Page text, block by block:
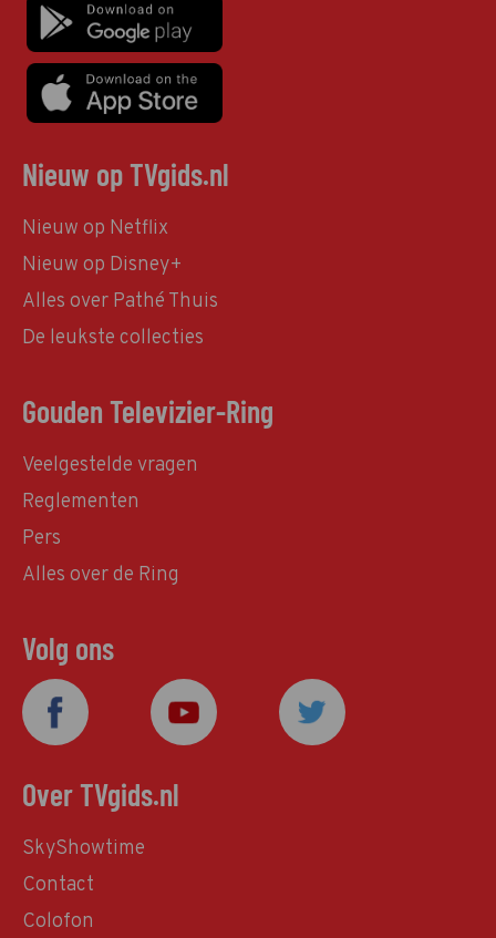
Nieuw op TVgids.nl
Nieuw op Netflix
Nieuw op Disney+
Alles over Pathé Thuis
De leukste collecties
Gouden Televizier-Ring
Veelgestelde vragen
Reglementen
Pers
Alles over de Ring
Volg ons
Over TVgids.nl
SkyShowtime
Contact
Colofon